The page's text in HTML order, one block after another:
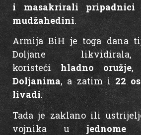
i masakrirali
mudžahedini.
Armija BiH je toga dana
Doljane
koristećihladno oružje,
Doljanima, a zatim i22
livadi.
Tada je zaklano ili
vojnika ujednome